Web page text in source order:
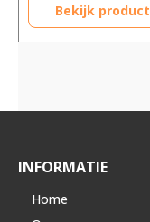
Bekijk product
INFORMATIE
Home